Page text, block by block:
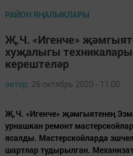
РАЙОН ЯҢАЛЫКЛАРЫ
Җ.Ч. «Игенче»
хуҗалыгы
керештеләр
автор, 26 октябрь 2020 - 11:00
Җ.Ч. «Игенче» җәмгыятенең
урнашкан ремонт
ясалды. Мастерскойларда
шартлар тудырылган.